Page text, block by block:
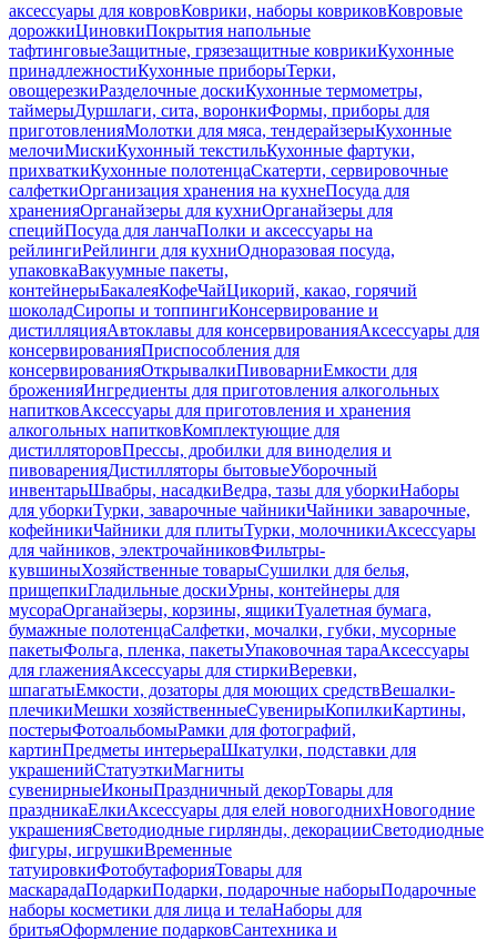
аксессуары для ковровКоврики, наборы ковриковКовровые
дорожкиЦиновкиПокрытия напольные
тафтинговыеЗащитные, грязезащитные коврикиКухонные
принадлежностиКухонные приборыТерки,
овощерезкиРазделочные доскиКухонные термометры,
таймерыДуршлаги, сита, воронкиФормы, приборы для
приготовленияМолотки для мяса, тендерайзерыКухонные
мелочиМискиКухонный текстильКухонные фартуки,
прихваткиКухонные полотенцаСкатерти, сервировочные
салфеткиОрганизация хранения на кухнеПосуда для
храненияОрганайзеры для кухниОрганайзеры для
специйПосуда для ланчаПолки и аксессуары на
рейлингиРейлинги для кухниОдноразовая посуда,
упаковкаВакуумные пакеты,
контейнерыБакалеяКофеЧайЦикорий, какао, горячий
шоколадСиропы и топпингиКонсервирование и
дистилляцияАвтоклавы для консервированияАксессуары для
консервированияПриспособления для
консервированияОткрывалкиПивоварниЕмкости для
броженияИнгредиенты для приготовления алкогольных
напитковАксессуары для приготовления и хранения
алкогольных напитковКомплектующие для
дистилляторовПрессы, дробилки для виноделия и
пивоваренияДистилляторы бытовыеУборочный
инвентарьШвабры, насадкиВедра, тазы для уборкиНаборы
для уборкиТурки, заварочные чайникиЧайники заварочные,
кофейникиЧайники для плитыТурки, молочникиАксессуары
для чайников, электрочайниковФильтры-
кувшиныХозяйственные товарыСушилки для белья,
прищепкиГладильные доскиУрны, контейнеры для
мусораОрганайзеры, корзины, ящикиТуалетная бумага,
бумажные полотенцаСалфетки, мочалки, губки, мусорные
пакетыФольга, пленка, пакетыУпаковочная тараАксессуары
для глаженияАксессуары для стиркиВеревки,
шпагатыЕмкости, дозаторы для моющих средствВешалки-
плечикиМешки хозяйственныеСувенирыКопилкиКартины,
постерыФотоальбомыРамки для фотографий,
картинПредметы интерьераШкатулки, подставки для
украшенийСтатуэткиМагниты
сувенирныеИконыПраздничный декорТовары для
праздникаЕлкиАксессуары для елей новогоднихНовогодние
украшенияСветодиодные гирлянды, декорацииСветодиодные
фигуры, игрушкиВременные
татуировкиФотобутафорияТовары для
маскарадаПодаркиПодарки, подарочные наборыПодарочные
наборы косметики для лица и телаНаборы для
бритьяОформление подарковСантехника и